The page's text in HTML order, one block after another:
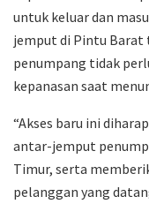
untuk keluar dan
jemput di Pintu Barat
penumpang tidak
kepanasan saat
“Akses baru ini
antar-jemput
Timur, serta
pelanggan yang